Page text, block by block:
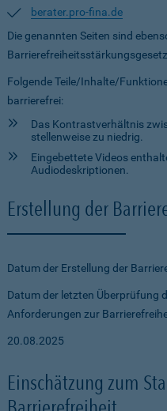
berater.pro-fina.de
Die genannten Seiten sind
Folgende Teile/Inhalte/
barrierefrei:
Das Kontrastverhältnis
stellenweise zu niedrig.
Eingebettete Videos
Audiodeskriptionen.
Erstellung der
Datum der Erstellung der
Datum der letzten Überprüfung
Anforderungen zur
20.08.2025
Einschätzung zum